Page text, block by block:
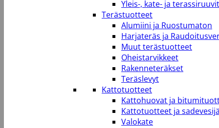
Yleis-, kate- ja terassiruuvit
Terästuotteet
Alumiini ja Ruostumaton
Harjateräs ja
Muut terästuotteet
Oheistarvikkeet
Rakenneteräkset
Teräslevyt
Kattotuotteet
Kattohuovat ja
Kattotuotteet ja
Valokate